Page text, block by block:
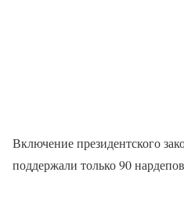
Включение президентского
поддержали только 90 нардепов